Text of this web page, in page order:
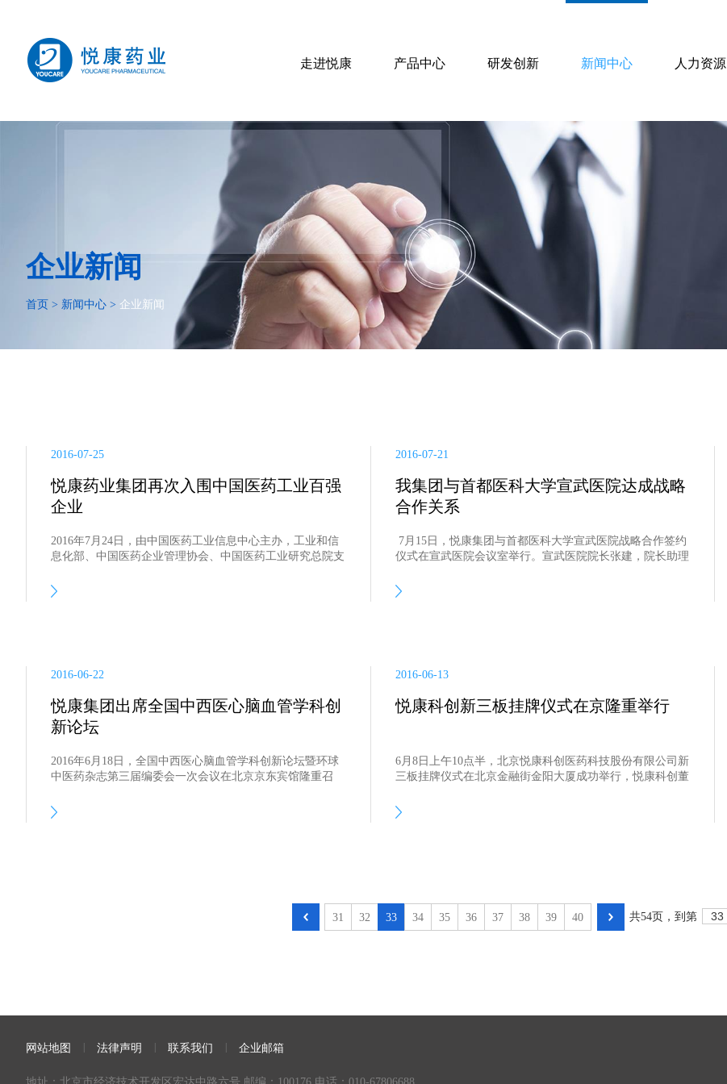
走进悦康 产品中心 研发创新 新闻中心 人力资源
企业新闻
首页 > 新闻中心 > 企业新闻
2016-07-25
悦康药业集团再次入围中国医药工业百强
企业
2016年7月24日，由中国医药工业信息中心主办，工业和信
息化部、中国医药企业管理协会、中国医药工业研究总院支
开，1500多位医药行业政府官员、专家学者、企业高管汇聚
2016-07-21
我集团与首都医科大学宣武医院达成战略
合作关系
​ 7月15日，悦康集团与首都医科大学宣武医院战略合作签约
仪式在宣武医院会议室举行。宣武医院院长张建，院长助理
飞，集团副总何铖以及双方科研负责人等领导出席签约仪
2016-06-22
悦康集团出席全国中西医心脑血管学科创
新论坛
​2016年6月18日，全国中西医心脑血管学科创新论坛暨环球
中医药杂志第三届编委会一次会议在北京京东宾馆隆重召
学院院长张伯礼等百余位国内知名的中、西医心脑血管专家
出席论坛，并就心脑血管学科创新做精彩报告。
2016-06-13
悦康科创新三板挂牌仪式在京隆重举行
6月8日上午10点半，北京悦康科创医药科技股份有限公司新
三板挂牌仪式在北京金融街金阳大厦成功举行，悦康科创董
重要时刻。在大家热烈的掌声中，于晓明董事长代表悦康科
创敲响了上市的宝钟。随着宝钟的敲响，北京悦康科创医药
31 32 33 34 35 36 37 38 39 40 共54页， 到第
网站地图 | 法律声明 | 联系我们 | 企业邮箱